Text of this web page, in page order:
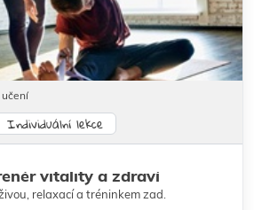
Individuální lekce
vitality a zdraví
relaxací a tréninkem zad.